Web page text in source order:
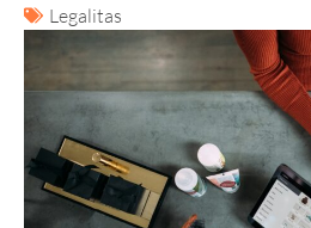
Legalitas